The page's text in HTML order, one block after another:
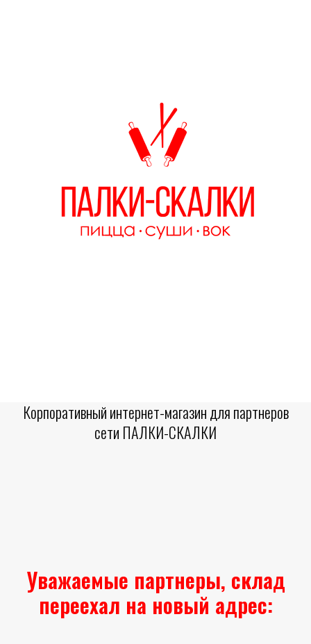
Корпоративный интернет-магазин для партнеров
сети ПАЛКИ-СКАЛКИ
Уважаемые партнеры, склад
переехал на новый адрес: